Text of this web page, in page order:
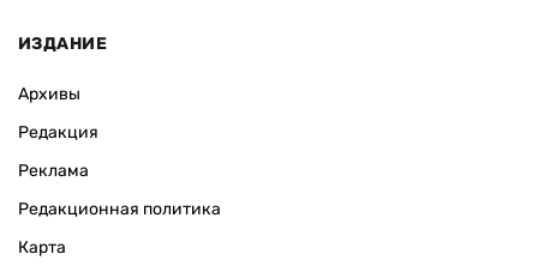
ИЗДАНИЕ
Архивы
Редакция
Реклама
Редакционная политика
Карта